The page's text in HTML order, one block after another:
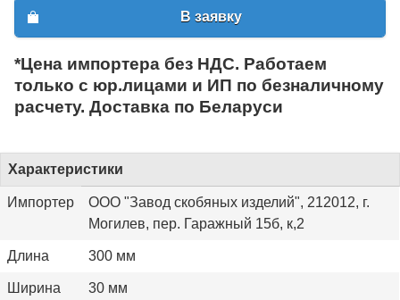
В заявку
*Цена импортера без НДС. Работаем
только с юр.лицами и ИП по безналичному
расчету. Доставка по Беларуси
Характеристики
Импортер
ООО "Завод скобяных изделий", 212012, г.
Могилев, пер. Гаражный 15б, к,2
Длина 300 мм
Ширина 30 мм